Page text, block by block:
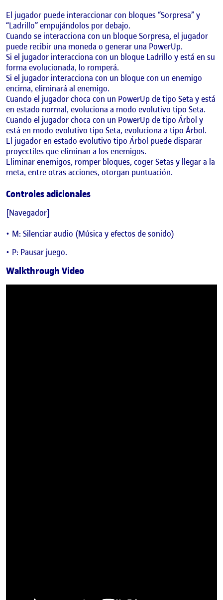
El jugador puede interaccionar con bloques “Sorpresa” y
“Ladrillo” empujándolos por debajo.
Cuando se interacciona con un bloque Sorpresa, el jugador
puede recibir una moneda o generar una PowerUp.
Si el jugador interacciona con un bloque Ladrillo y está en su
forma evolucionada, lo romperá.
Si el jugador interacciona con un bloque con un enemigo
encima, eliminará al enemigo.
Cuando el jugador choca con un PowerUp de tipo Seta y está
en estado normal, evoluciona a modo evolutivo tipo Seta.
Cuando el jugador choca con un PowerUp de tipo Árbol y
está en modo evolutivo tipo Seta, evoluciona a tipo Árbol.
El jugador en estado evolutivo tipo Árbol puede disparar
proyectiles que eliminan a los enemigos.
Eliminar enemigos, romper bloques, coger Setas y llegar a la
meta, entre otras acciones, otorgan puntuación.
Controles adicionales
[Navegador]
M: Silenciar audio (Música y efectos de sonido)
P: Pausar juego.
Walkthrough Video